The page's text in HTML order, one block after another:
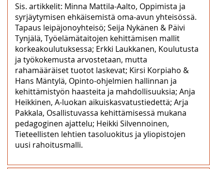
Sis. artikkelit: Minna Mattila-Aalto, Oppimista ja
syrjäytymisen ehkäisemistä oma-avun yhteisössä.
Tapaus leipäjonoyhteisö; Seija Nykänen & Päivi
Tynjälä, Työelämätaitojen kehittämisen mallit
korkeakoulutuksessa; Erkki Laukkanen, Koulutusta
ja työkokemusta arvostetaan, mutta
rahamääräiset tuotot laskevat; Kirsi Korpiaho &
Hans Mäntylä, Opinto-ohjelmien hallinnan ja
kehittämistyön haasteita ja mahdollisuuksia; Anja
Heikkinen, A-luokan aikuiskasvatustiedettä; Arja
Pakkala, Osallistuvassa kehittämisessä mukana
pedagoginen ajattelu; Heikki Silvennoinen,
Tieteellisten lehtien tasoluokitus ja yliopistojen
uusi rahoitusmalli.